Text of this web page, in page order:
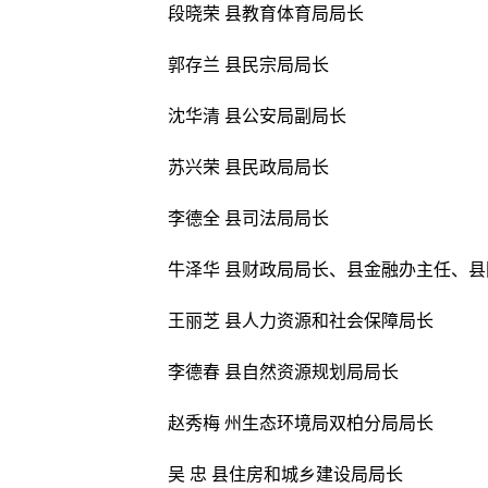
段晓荣 县教育体育局局长
郭存兰 县民宗局局长
沈华清 县公安局副局长
苏兴荣 县民政局局长
李德全 县司法局局长
牛泽华 县财政局局长、县金融办主任、
王丽芝 县人力资源和社会保障局长
李德春 县自然资源规划局局长
赵秀梅 州生态环境局双柏分局局长
吴 忠 县住房和城乡建设局局长